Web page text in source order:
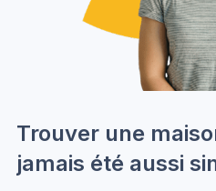
Trouver une
jamais été aussi